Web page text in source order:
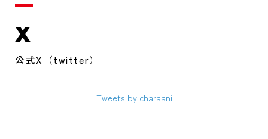
X
公式X（twitter）
Tweets by charaani